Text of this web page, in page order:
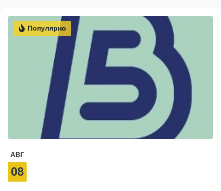
Популярно
АВГ
08